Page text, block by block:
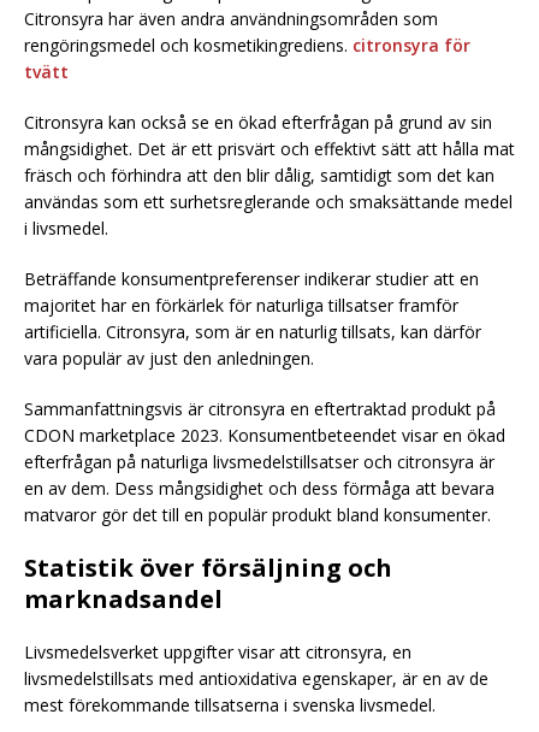
Citronsyra har även andra användningsområden som
rengöringsmedel och kosmetikingrediens. citronsyra för
tvätt
Citronsyra kan också se en ökad efterfrågan på grund av sin
mångsidighet. Det är ett prisvärt och effektivt sätt att hålla mat
fräsch och förhindra att den blir dålig, samtidigt som det kan
användas som ett surhetsreglerande och smaksättande medel
i livsmedel.
Beträffande konsumentpreferenser indikerar studier att en
majoritet har en förkärlek för naturliga tillsatser framför
artificiella. Citronsyra, som är en naturlig tillsats, kan därför
vara populär av just den anledningen.
Sammanfattningsvis är citronsyra en eftertraktad produkt på
CDON marketplace 2023. Konsumentbeteendet visar en ökad
efterfrågan på naturliga livsmedelstillsatser och citronsyra är
en av dem. Dess mångsidighet och dess förmåga att bevara
matvaror gör det till en populär produkt bland konsumenter.
Statistik över försäljning och
marknadsandel
Livsmedelsverket uppgifter visar att citronsyra, en
livsmedelstillsats med antioxidativa egenskaper, är en av de
mest förekommande tillsatserna i svenska livsmedel.